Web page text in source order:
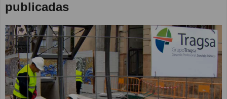
publicadas